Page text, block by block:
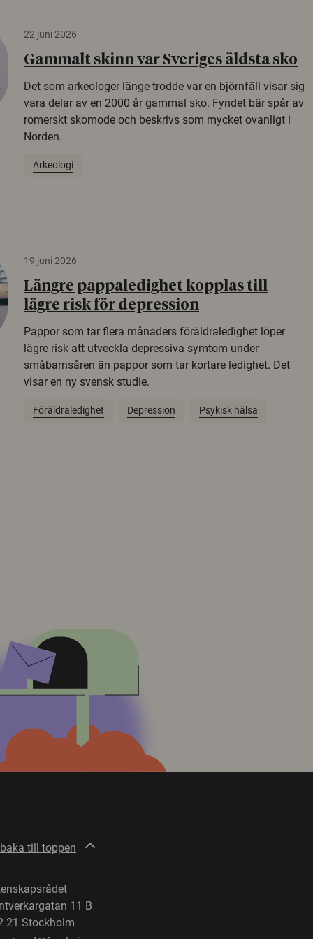
22 juni 2026
Gammalt skinn var Sveriges äldsta sko
Det som arkeologer länge trodde var en björnfäll visar sig
vara delar av en 2000 år gammal sko. Fyndet bär spår av
romerskt skomode och beskrivs som mycket ovanligt i
Norden.
Arkeologi
19 juni 2026
Längre pappaledighet kopplas till
lägre risk för depression
Pappor som tar flera månaders föräldraledighet löper
lägre risk att utveckla depressiva symtom under
småbarnsåren än pappor som tar kortare ledighet. Det
visar en ny svensk studie.
Föräldraledighet Depression Psykisk hälsa
till toppen
11 B
21 Stockholm